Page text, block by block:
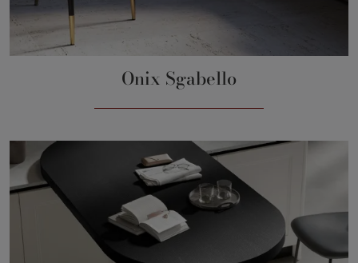
Onix Sgabello